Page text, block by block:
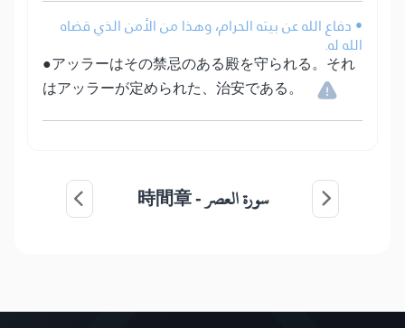
• دفاع الله عن بيته الحرام، وهذا من الأمن الذي قضاه
الله له.
●アッラーはその禁忌のある殿を守られる。それ
はアッラーが定められた、治安である。
سورة العصر -時間章